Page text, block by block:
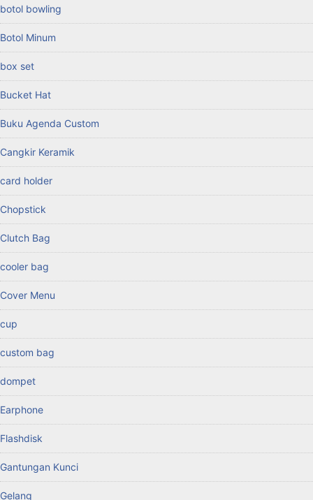
botol bowling
Botol Minum
box set
Bucket Hat
Buku Agenda Custom
Cangkir Keramik
card holder
Chopstick
Clutch Bag
cooler bag
Cover Menu
cup
custom bag
dompet
Earphone
Flashdisk
Gantungan Kunci
Gelang